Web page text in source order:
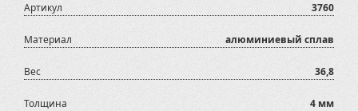
Артикул 3760
Материал алюминиевый сплав
Вес 36,8
Толщина 4 мм